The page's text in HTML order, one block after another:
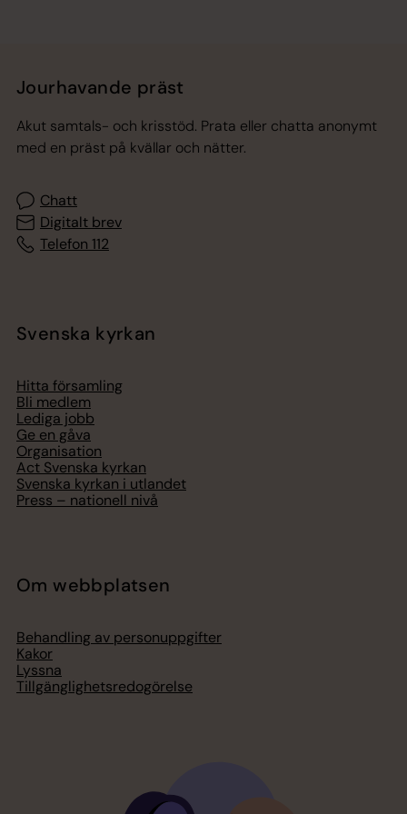
Jourhavande präst
Akut samtals- och krisstöd. Prata eller chatta anonymt
med en präst på kvällar och nätter.
Chatt
Digitalt brev
Telefon 112
Svenska kyrkan
Hitta församling
Bli medlem
Lediga jobb
Ge en gåva
Organisation
Act Svenska kyrkan
Svenska kyrkan i utlandet
Press – nationell nivå
Om webbplatsen
Behandling av personuppgifter
Kakor
Lyssna
Tillgänglighetsredogörelse